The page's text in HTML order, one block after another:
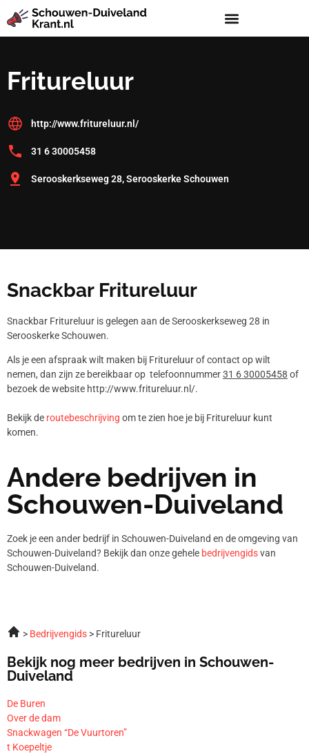
Fritureluur
http://www.fritureluur.nl/
31 6 30005458
Serooskerkseweg 28, Serooskerke Schouwen
Snackbar Fritureluur
Snackbar Fritureluur is gelegen aan de Serooskerkseweg 28 in
Serooskerke Schouwen.
Als je een afspraak wilt maken bij Fritureluur of contact op wilt
nemen, dan zijn ze bereikbaar op telefoonnummer31 6 30005458 of
bezoek de website http://www.fritureluur.nl/.
Bekijk de routebeschrijving om te zien hoe je bij Fritureluur kunt
komen.
Andere bedrijven in
Schouwen-Duiveland
Zoek je een ander bedrijf in Schouwen-Duiveland en de omgeving van
Schouwen-Duiveland? Bekijk dan onze gehele bedrijvengidsvan
Schouwen-Duiveland.
Bedrijvengids Fritureluur
Bekijk nog meer bedrijven in Schouwen-
Duiveland
De Buren
Over de dam
Snackwagen “De Vuurtoren”
t Koepeltje